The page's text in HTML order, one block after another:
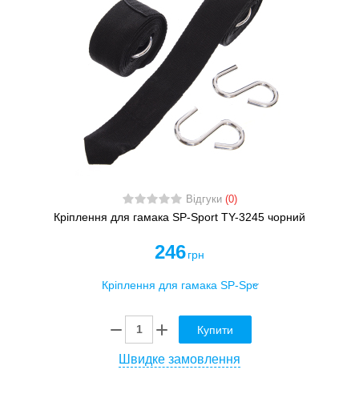
Відгуки (0)
Кріплення для гамака SP-Sport TY-3245 чорний
246 грн
Купити
Швидке замовлення